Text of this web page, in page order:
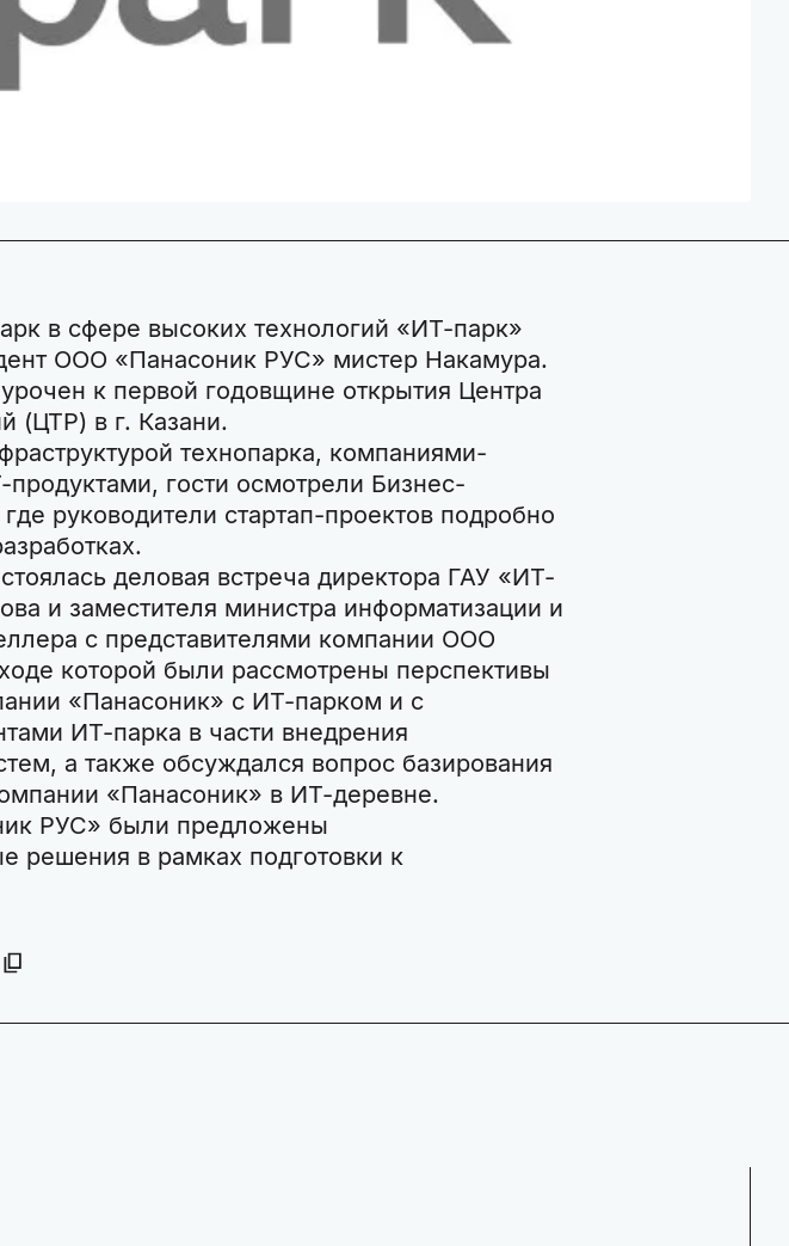
в сфере высоких технологий «ИТ-парк»
ООО «Панасоник РУС» мистер Накамура.
к первой годовщине открытия Центра
(ЦТР) в г. Казани.
технопарка, компаниями-
гости осмотрели Бизнес-
руководители стартап-проектов подробно
деловая встреча директора ГАУ «ИТ-
и заместителя министра информатизации и
с представителями компании ООО
которой были рассмотрены перспективы
«Панасоник» с ИТ-парком и с
ИТ-парка в части внедрения
а также обсуждался вопрос базирования
«Панасоник» в ИТ-деревне.
РУС» были предложены
решения в рамках подготовки к